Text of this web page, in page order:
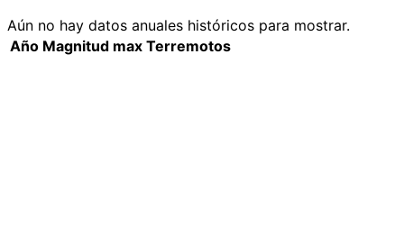
Aún no hay datos anuales históricos para mostrar.
Año Magnitud max Terremotos